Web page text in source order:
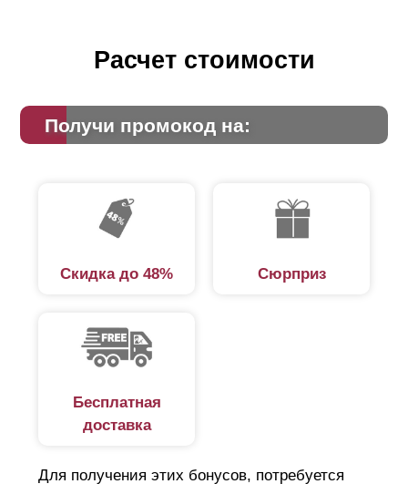
Расчет стоимости
Получи промокод на:
Скидка до 48% Сюрприз
Бесплатная
доставка
Для получения этих бонусов, потребуется